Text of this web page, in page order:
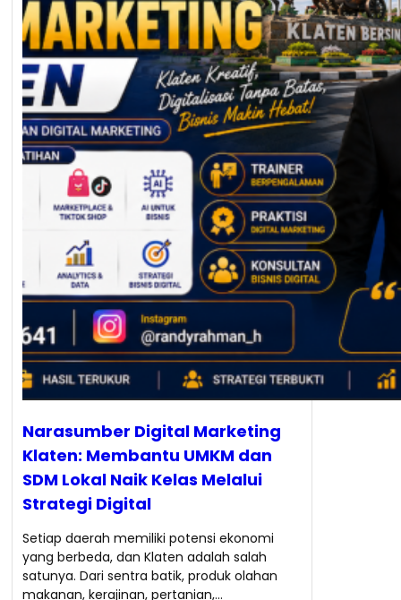
Narasumber Digital Marketing
Klaten: Membantu UMKM dan
SDM Lokal Naik Kelas Melalui
Strategi Digital
Setiap daerah memiliki potensi ekonomi
yang berbeda, dan Klaten adalah salah
satunya. Dari sentra batik, produk olahan
makanan, kerajinan, pertanian,…